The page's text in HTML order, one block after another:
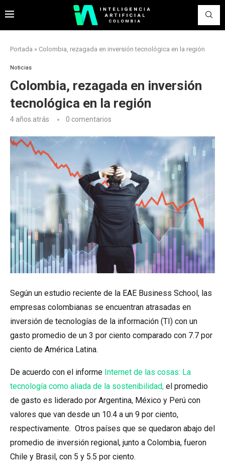
Portada » Colombia, rezagada en inversión tecnológica en la región
Noticias
Colombia, rezagada en inversión
tecnológica en la región
4 años atrás 0 comentarios
Según un estudio reciente de la EAE Business School, las
empresas colombianas se encuentran atrasadas en
inversión de tecnologías de la información (TI) con un
gasto promedio de un 3 por ciento comparado con 7.7 por
ciento de América Latina.
De acuerdo con el informe Internet de las cosas: La
tecnología como aliada de la sostenibilidad, el promedio
de gasto es liderado por Argentina, México y Perú con
valores que van desde un 10.4 a un 9 por ciento,
respectivamente. Otros países que se quedaron abajo del
promedio de inversión regional, junto a Colombia, fueron
Chile y Brasil, con 5 y 5.5 por ciento.